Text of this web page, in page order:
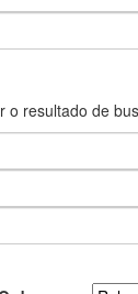
o resultado de